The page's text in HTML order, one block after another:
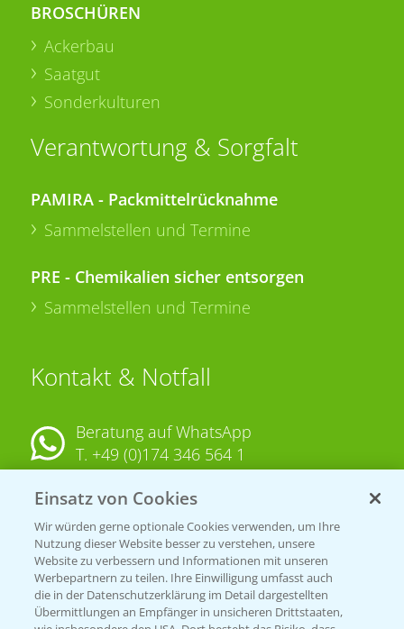
BROSCHÜREN
Ackerbau
Saatgut
Sonderkulturen
Verantwortung & Sorgfalt
PAMIRA - Packmittelrücknahme
Sammelstellen und Termine
PRE - Chemikalien sicher entsorgen
Sammelstellen und Termine
Kontakt & Notfall
Beratung auf WhatsApp
T. +49 (0)174 346 564 1
KONTAKT
Hilfe in Notfällen
T.+49 (0)214/30-20220
Einsatz von Cookies
Wir würden gerne optionale Cookies verwenden, um Ihre
Nutzung dieser Website besser zu verstehen, unsere
Website zu verbessern und Informationen mit unseren
Werbepartnern zu teilen. Ihre Einwilligung umfasst auch
die in der Datenschutzerklärung im Detail dargestellten
Übermittlungen an Empfänger in unsicheren Drittstaaten,